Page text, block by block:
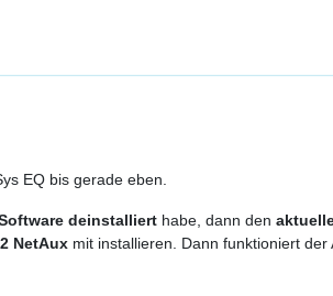
EQ bis gerade eben.
deinstalliert habe, dann den
NetAux mit installieren. Dann funktioniert